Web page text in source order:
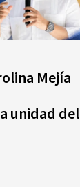
Mejía
unidad del